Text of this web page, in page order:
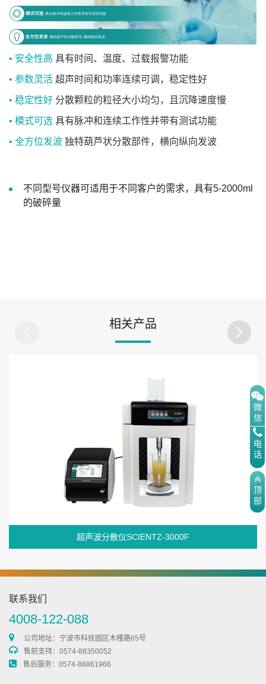
• 安全性高 具有时间、温度、过载报警功能
• 参数灵活 超声时间和功率连续可调，稳定性好
• 稳定性好 分散颗粒的粒径大小均匀，且沉降速度慢
• 模式可选 具有脉冲和连续工作性并带有测试功能
• 全方位发波 独特葫芦状分散部件，横向纵向发波
不同型号仪器可适用于不同客户的需求，具有5-2000ml
的破碎量
相关产品
超声波分散仪SCIENTZ-3000F
联系我们
4008-122-088
公司地址：宁波市科技园区木槿路65号
售前支持：0574-88350052
售后服务：0574-86861966
微
信
电
话
顶
部